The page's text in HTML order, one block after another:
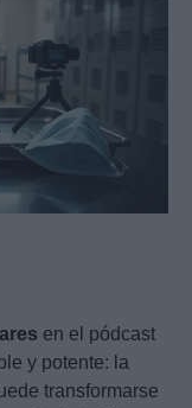
en el pódcast
y potente: la
transformarse